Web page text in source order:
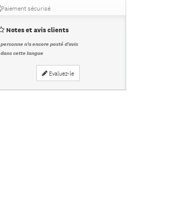
Notes et avis clients
personne n'a encore posté d'avis
dans cette langue
Evaluez-le